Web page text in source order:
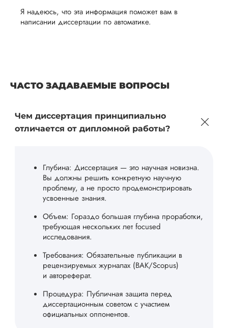
Я надеюсь, что эта информация поможет вам в
написании диссертации по автоматике.
ЧАСТО ЗАДАВАЕМЫЕ ВОПРОСЫ
Чем диссертация принципиально
отличается от дипломной работы?
Глубина: Диссертация — это научная новизна.
Вы должны решить конкретную научную
проблему, а не просто продемонстрировать
усвоенные знания.
Объем: Гораздо большая глубина проработки,
требующая нескольких лет focused
исследования.
Требования: Обязательные публикации в
рецензируемых журналах (ВАК/Scopus)
и автореферат.
Процедура: Публичная защита перед
диссертационным советом с участием
официальных оппонентов.